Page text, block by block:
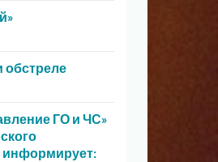
обстреле
ГО и ЧС»
информирует: